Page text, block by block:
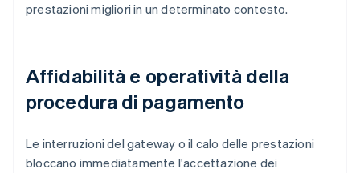
prestazioni migliori in un determinato contesto.
Affidabilità e operatività della
procedura di pagamento
Le interruzioni del gateway o il calo delle prestazioni
bloccano immediatamente l'accettazione dei